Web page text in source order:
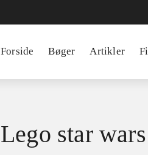
Forside Bøger Artikler
Lego star